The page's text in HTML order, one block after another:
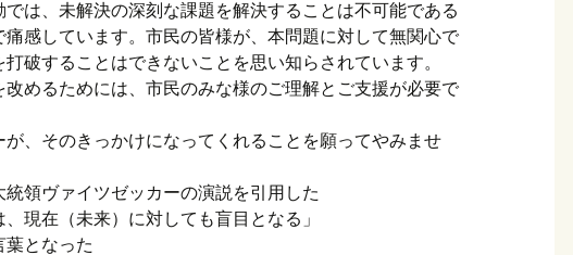
は、未解決の深刻な課題を解決することは不可能である
痛感しています。市民の皆様が、本問題に対して無関心で
破することはできないことを思い知らされています。
めるためには、市民のみな様のご理解とご支援が必要で
、そのきっかけになってくれることを願ってやみませ
統領ヴァイツゼッカーの演説を引用した
、現在（未来）に対しても盲目となる」
となった